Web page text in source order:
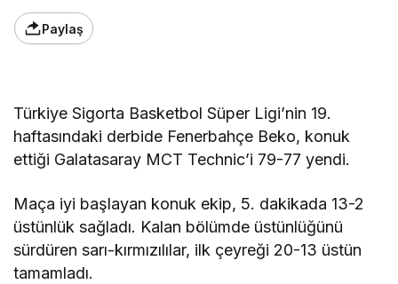
Paylaş
Türkiye Sigorta Basketbol Süper Ligi’nin 19.
haftasındaki derbide Fenerbahçe Beko, konuk
ettiği Galatasaray MCT Technic’i 79-77 yendi.
Maça iyi başlayan konuk ekip, 5. dakikada 13-2
üstünlük sağladı. Kalan bölümde üstünlüğünü
sürdüren sarı-kırmızılılar, ilk çeyreği 20-13 üstün
tamamladı.